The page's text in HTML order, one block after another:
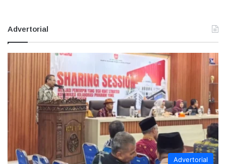
Advertorial
Advertorial